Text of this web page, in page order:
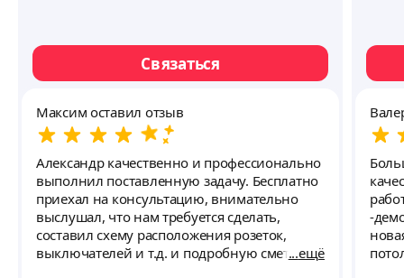
Связаться
Максим оставил отзыв
Александр качественно и профессионально
выполнил поставленную задачу. Бесплатно
приехал на консультацию, внимательно
выслушал, что нам требуется сделать,
составил схему расположения розеток,
выключателей и т.д. и подробную сметуещё
-
потолки -установлены